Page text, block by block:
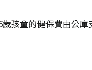
孩童的健保費由公庫